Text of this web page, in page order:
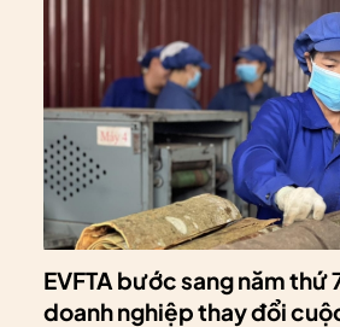
EVFTA bước sang năm thứ
doanh nghiệp thay đổi